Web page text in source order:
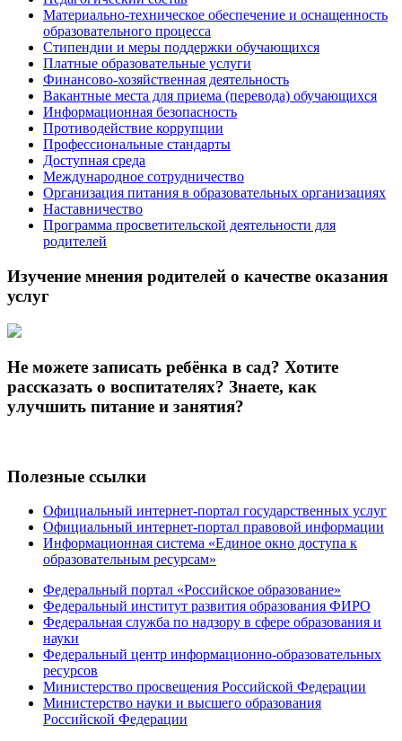
Материально-техническое обеспечение и оснащенность
образовательного процесса
Стипендии и меры поддержки обучающихся
Платные образовательные услуги
Финансово-хозяйственная деятельность
Вакантные места для приема (перевода) обучающихся
Информационная безопасность
Противодействие коррупции
Профессиональные стандарты
Доступная среда
Международное сотрудничество
Организация питания в образовательных организациях
Наставничество
Программа просветительской деятельности для
родителей
Изучение мнения родителей о качестве оказания
услуг
Не можете записать ребёнка в сад? Хотите
рассказать о воспитателях? Знаете, как
улучшить питание и занятия?
Полезные ссылки
Официальный интернет-портал государственных услуг
Официальный интернет-портал правовой информации
Информационная система «Единое окно доступа к
образовательным ресурсам»
Федеральный портал «Российское образование»
Федеральный институт развития образования ФИРО
Федеральная служба по надзору в сфере образования и
науки
Федеральный центр информационно-образовательных
ресурсов
Министерство просвещения Российской Федерации
Министерство науки и высшего образования
Российской Федерации